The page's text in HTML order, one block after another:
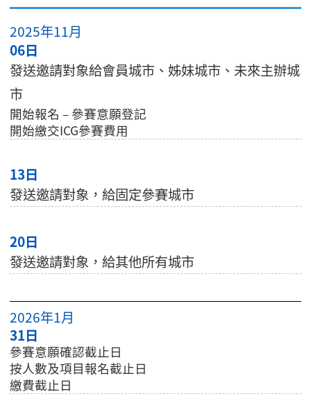
2025年11月
06日
發送邀請對象給會員城市、姊妹城市、未來主辦城
市
開始報名 – 參賽意願登記
開始繳交ICG參賽費用
13日
發送邀請對象，給固定參賽城市
20日
發送邀請對象，給其他所有城市
2026年1月
31日
參賽意願確認截止日
按人數及項目報名截止日
繳費截止日